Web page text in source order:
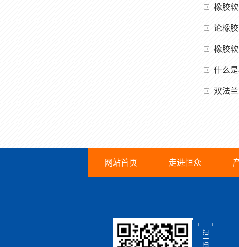
橡胶
论橡
橡胶
什么
双法
网站首页 走进恒众